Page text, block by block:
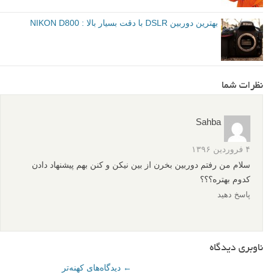
بهترین دوربین DSLR با دقت بسیار بالا : NIKON D800
نظرات شما
Sahba
۴ فروردین ۱۳۹۶
سلام من رفتم دوربین بخرن از بین نیکن و کنن بهم پیشنهاد دادن
کدوم بهتره؟؟؟
پاسخ دهید
ناوبری دیدگاه
← دیدگاه‌های کهنه‌تر